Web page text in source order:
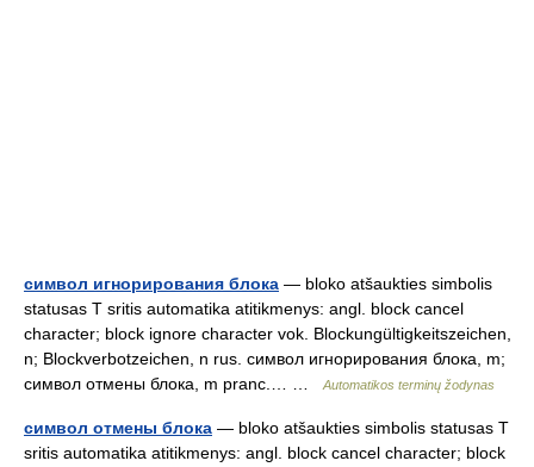
символ игнорирования блока — bloko atšaukties simbolis
statusas T sritis automatika atitikmenys: angl. block cancel
character; block ignore character vok. Blockungültigkeitszeichen,
n; Blockverbotzeichen, n rus. символ игнорирования блока, m;
символ отмены блока, m pranc.… …
Automatikos terminų žodynas
символ отмены блока — bloko atšaukties simbolis statusas T
sritis automatika atitikmenys: angl. block cancel character; block